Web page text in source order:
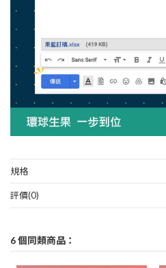
規格
評價(0)
6 個同類商品：